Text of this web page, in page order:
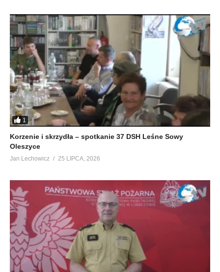
1
Korzenie i skrzydła – spotkanie 37 DSH Leśne Sowy
Oleszyce
Jan Lechowicz 25 LIPCA, 2026